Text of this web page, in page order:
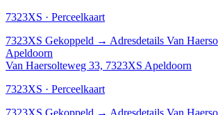
7323XS · Perceelkaart
7323XS Gekoppeld → Adresdetails Van
Apeldoorn
Van Haersolteweg 33, 7323XS Apeldoorn
7323XS · Perceelkaart
7323XS Gekoppeld → Adresdetails Van